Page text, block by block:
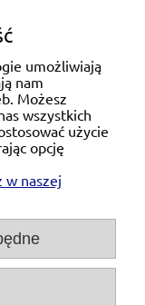
ul. Krakowska
umożliwiają
nam
Możesz
wszystkich
użycie
opcję
w naszej